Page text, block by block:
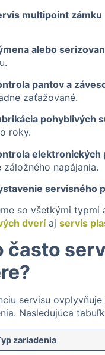
multipoint zámku
alebo
pantov a
zaťažované.
pohyblivých
roky.
záložného napájania.
servisného
so všetkými typmi
dveríaj servis
často
servisu
Nasledujúca
zariadenia